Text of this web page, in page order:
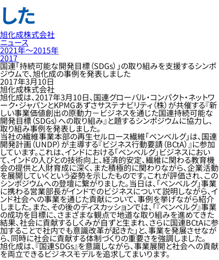
した
旭化成株式会社
ニュース
2021年〜2015年
2017
国連「持続可能な開発目標（SDGs）」の取り組みを支援するシンポ
ジウムで、旭化成の事例を発表しました
2017年3月10日
旭化成株式会社
旭化成は、2017年3月10日、国連グローバル・コンパクト・ネットワ
ーク・ジャパンとKPMGあずさサステナビリティ（株）が共催する『新
しい事業価値創出の原動力－ビジネスを通じた国連持続可能な
開発目標（SDGs）への取り組み』と題するシンポジウムに協力し、
取り組み事例を発表しました。
当社の繊維事業本部の再生セルロース繊維「ベンベルグ」は、国連
開発計画（UNDP）が主導する『ビジネス行動要請（BCtA）』に参加
しています。これは、インドにおける「ベンベルグ」ビジネスにおい
て、インドの人びとの技術向上、経済的安定、繊維に関わる教育機
会の提供と人財育成に深く、また積極的に関わりながら、企業活動
を展開していくという姿勢を示したものです。これが評価され、この
シンポジウムへの登壇に繋がりました。当日は、「ベンベルグ」事業
に携わる営業部長がインドでのビジネスについて説明しながら、イ
ンド社会への事業を通じた貢献について、事例を挙げながら紹介
しました。また、その後のディスカッションでは、「『ベンベルグ』事業
の成功を目標に、さまざまな観点で地道な取り組みを進めてきた
結果、社会に貢献するしくみが自ずと生まれ、さらに国連BCtAに参
加することで社内でも意識改革が起きた」と、事業を発展させなが
ら、同時に社会に貢献する体制づくりの重要さを強調しました。
旭化成は、『国連SDGs』を意識しながら、事業展開と社会への貢献
を両立できるビジネスモデルを追求してまいります。